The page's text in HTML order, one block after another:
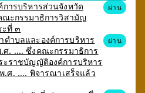
ารบริหารส่วนจังหวัด
ะกรรมาธิการวิสามัญ
ะที่ ๓
ผ่าน
ำบลและองค์การบริหาร
. .... ซึ่งคณะกรรมาธิการ
ราชบัญญัติองค์การบริหาร
.ศ. .... พิจารณาเสร็จแล้ว
ผ่าน